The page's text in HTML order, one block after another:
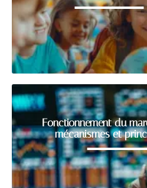
Fonctionnement du
mécanismes et